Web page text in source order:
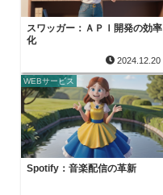
スワッガー：ＡＰＩ開発の効率
化
2024.12.20
WEBサービス
Spotify：音楽配信の革新